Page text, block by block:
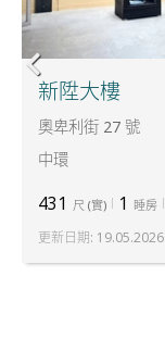
新陞大樓
奧卑利街 27 號
中環
431 尺 (實) 1 睡房
更新日期: 19.05.2026